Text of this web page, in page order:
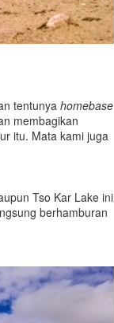
tentunya homebase
membagikan
itu. Mata kami juga
Tso Kar Lake ini
berhamburan